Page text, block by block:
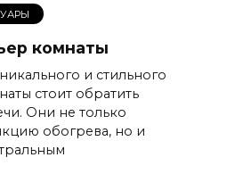
комнаты
и стильного
стоит обратить
Они не только
обогрева, но и